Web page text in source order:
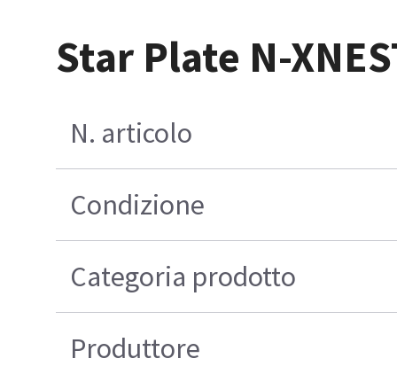
Star Plate N-
N. articolo
Condizione
Categoria prodotto
Produttore